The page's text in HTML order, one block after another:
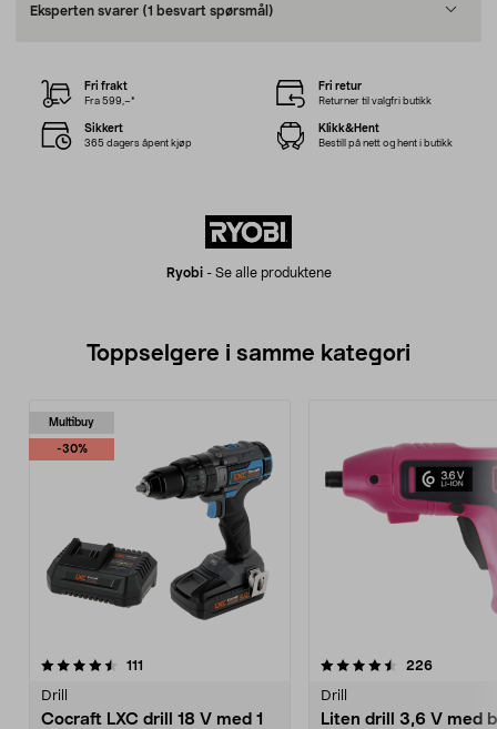
Eksperten svarer (1 besvart spørsmål)
Ryobi- Se alle produktene
Fri frakt
Fra 599,–*
Fri retur
Returner til valgfri butikk
Sikkert
365 dagers åpent kjøp
Klikk&Hent
Bestill på nett og hent i butikk
Toppselgere i samme kategori
Multibuy
-30%
111
Drill
Cocraft LXC drill 18 V med 1
4.5 av 5 stjerner 226
Drill
Liten drill 3,6 V med
4.5 av 5 stjerner